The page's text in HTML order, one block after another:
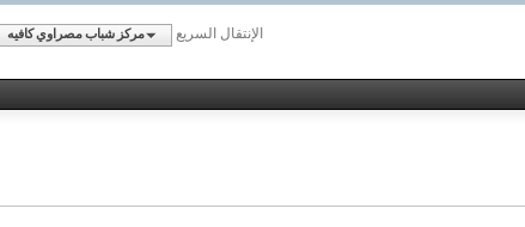
الإنتقال السريع مركز شباب مصراوي كافيه